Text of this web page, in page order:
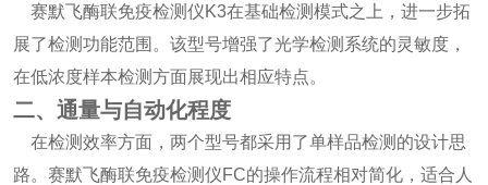
赛默飞酶联免疫检测仪K3在基础检测模式之上，进一步拓
展了检测功能范围。该型号增强了光学检测系统的灵敏度，
在低浓度样本检测方面展现出相应特点。
二、通量与自动化程度
在检测效率方面，两个型号都采用了单样品检测的设计思
路。赛默飞酶联免疫检测仪FC的操作流程相对简化，适合人